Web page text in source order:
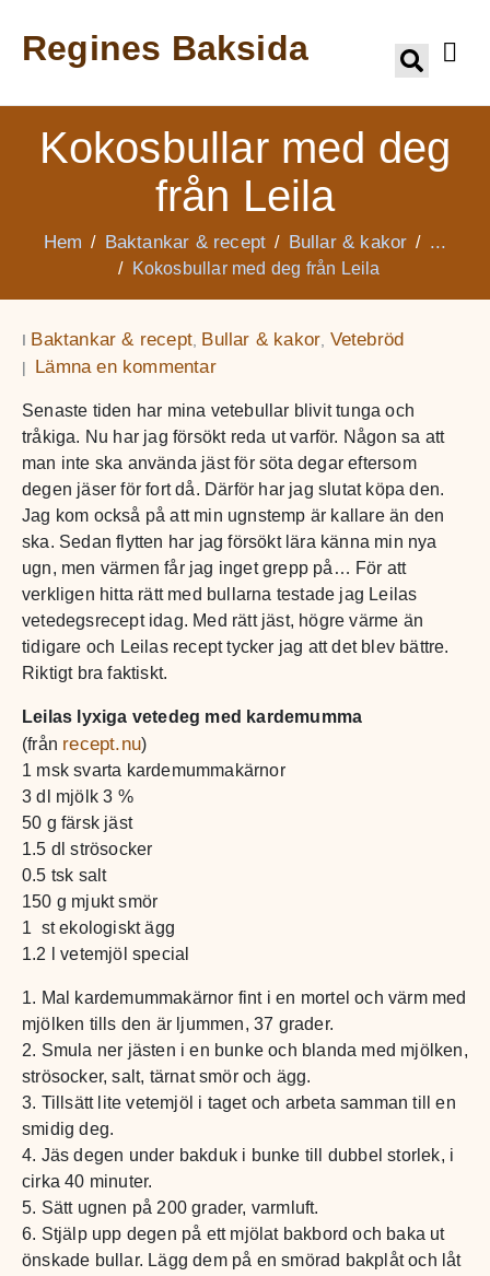
Regines Baksida
Kokosbullar med deg
från Leila
Hem Baktankar & recept Bullar & kakor ...
Kokosbullar med deg från Leila
I Baktankar & recept Bullar & kakor Vetebröd
Lämna en kommentar
Senaste tiden har mina vetebullar blivit tunga och
tråkiga. Nu har jag försökt reda ut varför. Någon sa att
man inte ska använda jäst för söta degar eftersom
degen jäser för fort då. Därför har jag slutat köpa den.
Jag kom också på att min ugnstemp är kallare än den
ska. Sedan flytten har jag försökt lära känna min nya
ugn, men värmen får jag inget grepp på… För att
verkligen hitta rätt med bullarna testade jag Leilas
vetedegsrecept idag. Med rätt jäst, högre värme än
tidigare och Leilas recept tycker jag att det blev bättre.
Riktigt bra faktiskt.
Leilas lyxiga vetedeg med kardemumma
(från recept.nu)
1 msk svarta kardemummakärnor
3 dl mjölk 3 %
50 g färsk jäst
1.5 dl strösocker
0.5 tsk salt
150 g mjukt smör
1 st ekologiskt ägg
1.2 l vetemjöl special
1. Mal kardemummakärnor fint i en mortel och värm med
mjölken tills den är ljummen, 37 grader.
2. Smula ner jästen i en bunke och blanda med mjölken,
strösocker, salt, tärnat smör och ägg.
3. Tillsätt lite vetemjöl i taget och arbeta samman till en
smidig deg.
4. Jäs degen under bakduk i bunke till dubbel storlek, i
cirka 40 minuter.
5. Sätt ugnen på 200 grader, varmluft.
6. Stjälp upp degen på ett mjölat bakbord och baka ut
önskade bullar. Lägg dem på en smörad bakplåt och låt